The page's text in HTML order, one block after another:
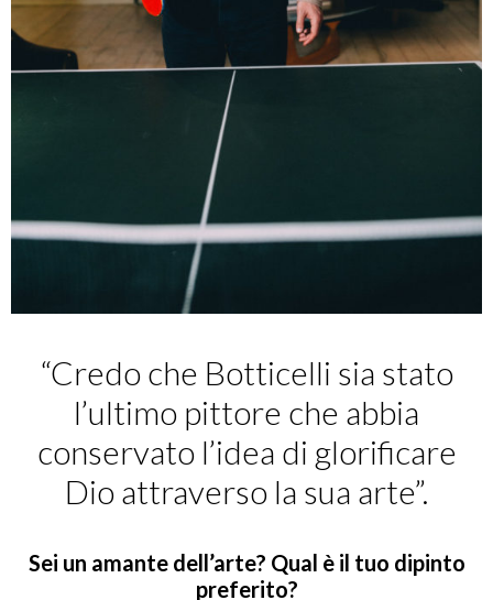
“Credo che Botticelli sia stato
l’ultimo pittore che abbia
conservato l’idea di glorificare
Dio attraverso la sua arte”.
Sei un amante dell’arte? Qual è il tuo dipinto
preferito?